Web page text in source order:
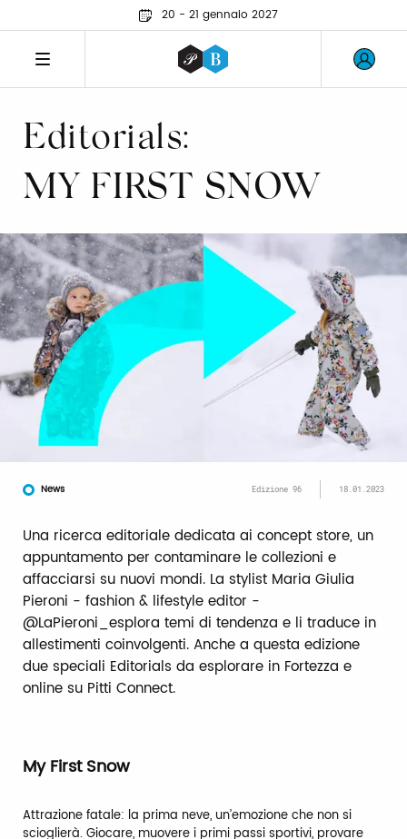
20 - 21 gennaio 2027
Editorials:
MY FIRST SNOW
News Edizione 96 18.01.2023
Una ricerca editoriale dedicata ai concept store, un
appuntamento per contaminare le collezioni e
affacciarsi su nuovi mondi. La stylist Maria Giulia
Pieroni - fashion & lifestyle editor -
@LaPieroni_esplora temi di tendenza e li traduce in
allestimenti coinvolgenti. Anche a questa edizione
due speciali Editorials da esplorare in Fortezza e
online su Pitti Connect.
My First Snow
Attrazione fatale: la prima neve, un’emozione che non si
scioglierà. Giocare, muovere i primi passi sportivi, provare